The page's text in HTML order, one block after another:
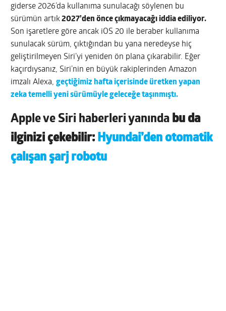
giderse 2026’da kullanıma sunulacağı söylenen bu
sürümün artık2027’den önce çıkmayacağı iddia ediliyor.
Son işaretlere göre ancak iOS 20 ile beraber kullanıma
sunulacak sürüm, çıktığından bu yana neredeyse hiç
geliştirilmeyen Siri’yi yeniden ön plana çıkarabilir. Eğer
kaçırdıysanız, Siri’nin en büyük rakiplerinden Amazon
imzalı Alexa,geçtiğimiz hafta içerisinde üretken yapan
zeka temelli yeni sürümüyle geleceğe taşınmıştı.
Apple ve Siri haberleri yanında bu da
ilginizi çekebilir: Hyundai’den otomatik
çalışan şarj robotu